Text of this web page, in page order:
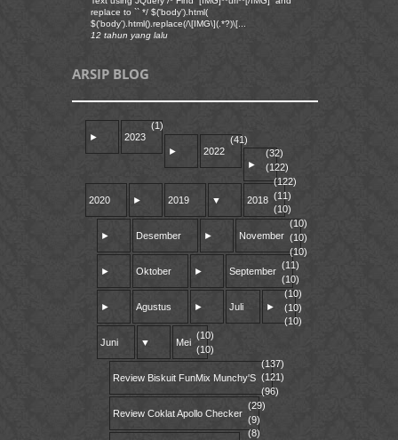
replace to `` */ $('body').html(
$('body').html().replace(/\[IMG\](.*?)\[...
12 tahun yang lalu
ARSIP BLOG
► 2023
(1)
► 2022
(41)
►
2020
(32)
► 2019
(122)
▼ 2018
(122)
► Desember
(11)
► November
(10)
► Oktober
(10)
► September
(10)
► Agustus
(10)
► Juli
(11)
►
Juni
(10)
▼ Mei
(10)
Review Biskuit FunMix Munchy'S
Review Coklat Apollo Checker
(10)
(10)
(10)
(10)
(137)
(121)
(96)
(29)
(9)
(8)